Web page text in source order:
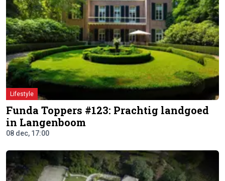
Lifestyle
Funda Toppers #123: Prachtig landgoed
in Langenboom
08 dec, 17:00